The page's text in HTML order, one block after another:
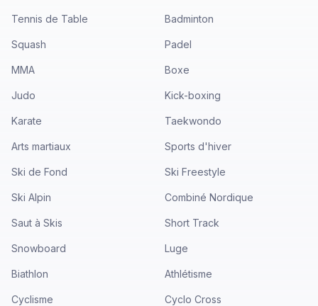
Tennis de Table Badminton
Squash Padel
MMA Boxe
Judo Kick-boxing
Karate Taekwondo
Arts martiaux Sports d'hiver
Ski de Fond Ski Freestyle
Ski Alpin Combiné Nordique
Saut à Skis Short Track
Snowboard Luge
Biathlon Athlétisme
Cyclisme Cyclo Cross